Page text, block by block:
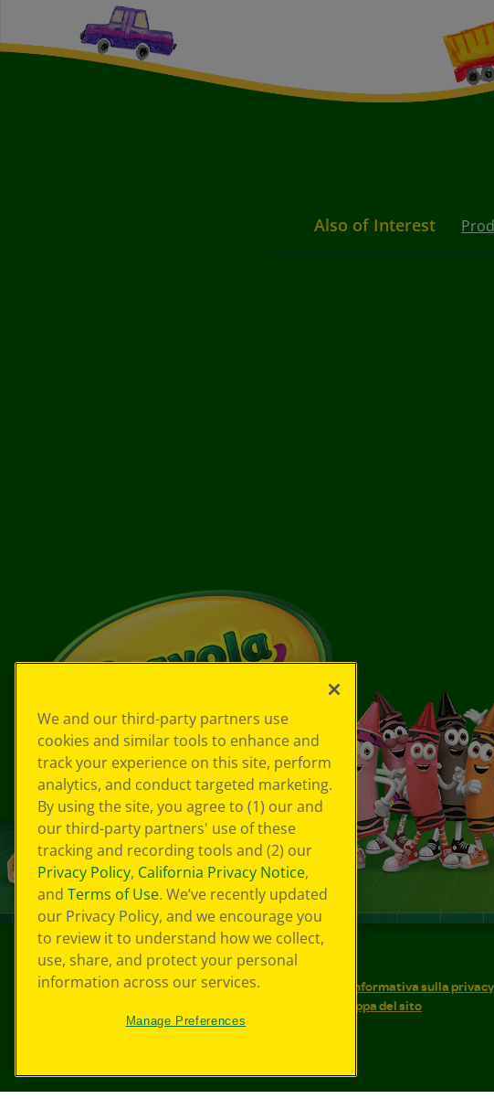
Also of Interest
© 2026 Crayola® Tutti i diritti riservati.
Le tue scelte in materia di privacy
Informativa sulla privacy
Mappa del sito
We and our third-party partners use
cookies and similar tools to enhance and
track your experience on this site, perform
analytics, and conduct targeted marketing.
By using the site, you agree to (1) our and
our third-party partners' use of these
tracking and recording tools and (2) our
Privacy Policy, California Privacy Notice,
and Terms of Use. We’ve recently updated
our Privacy Policy, and we encourage you
to review it to understand how we collect,
use, share, and protect your personal
information across our services.
Manage Preferences